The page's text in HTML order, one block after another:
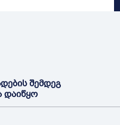
შემდეგ
დაიწყო